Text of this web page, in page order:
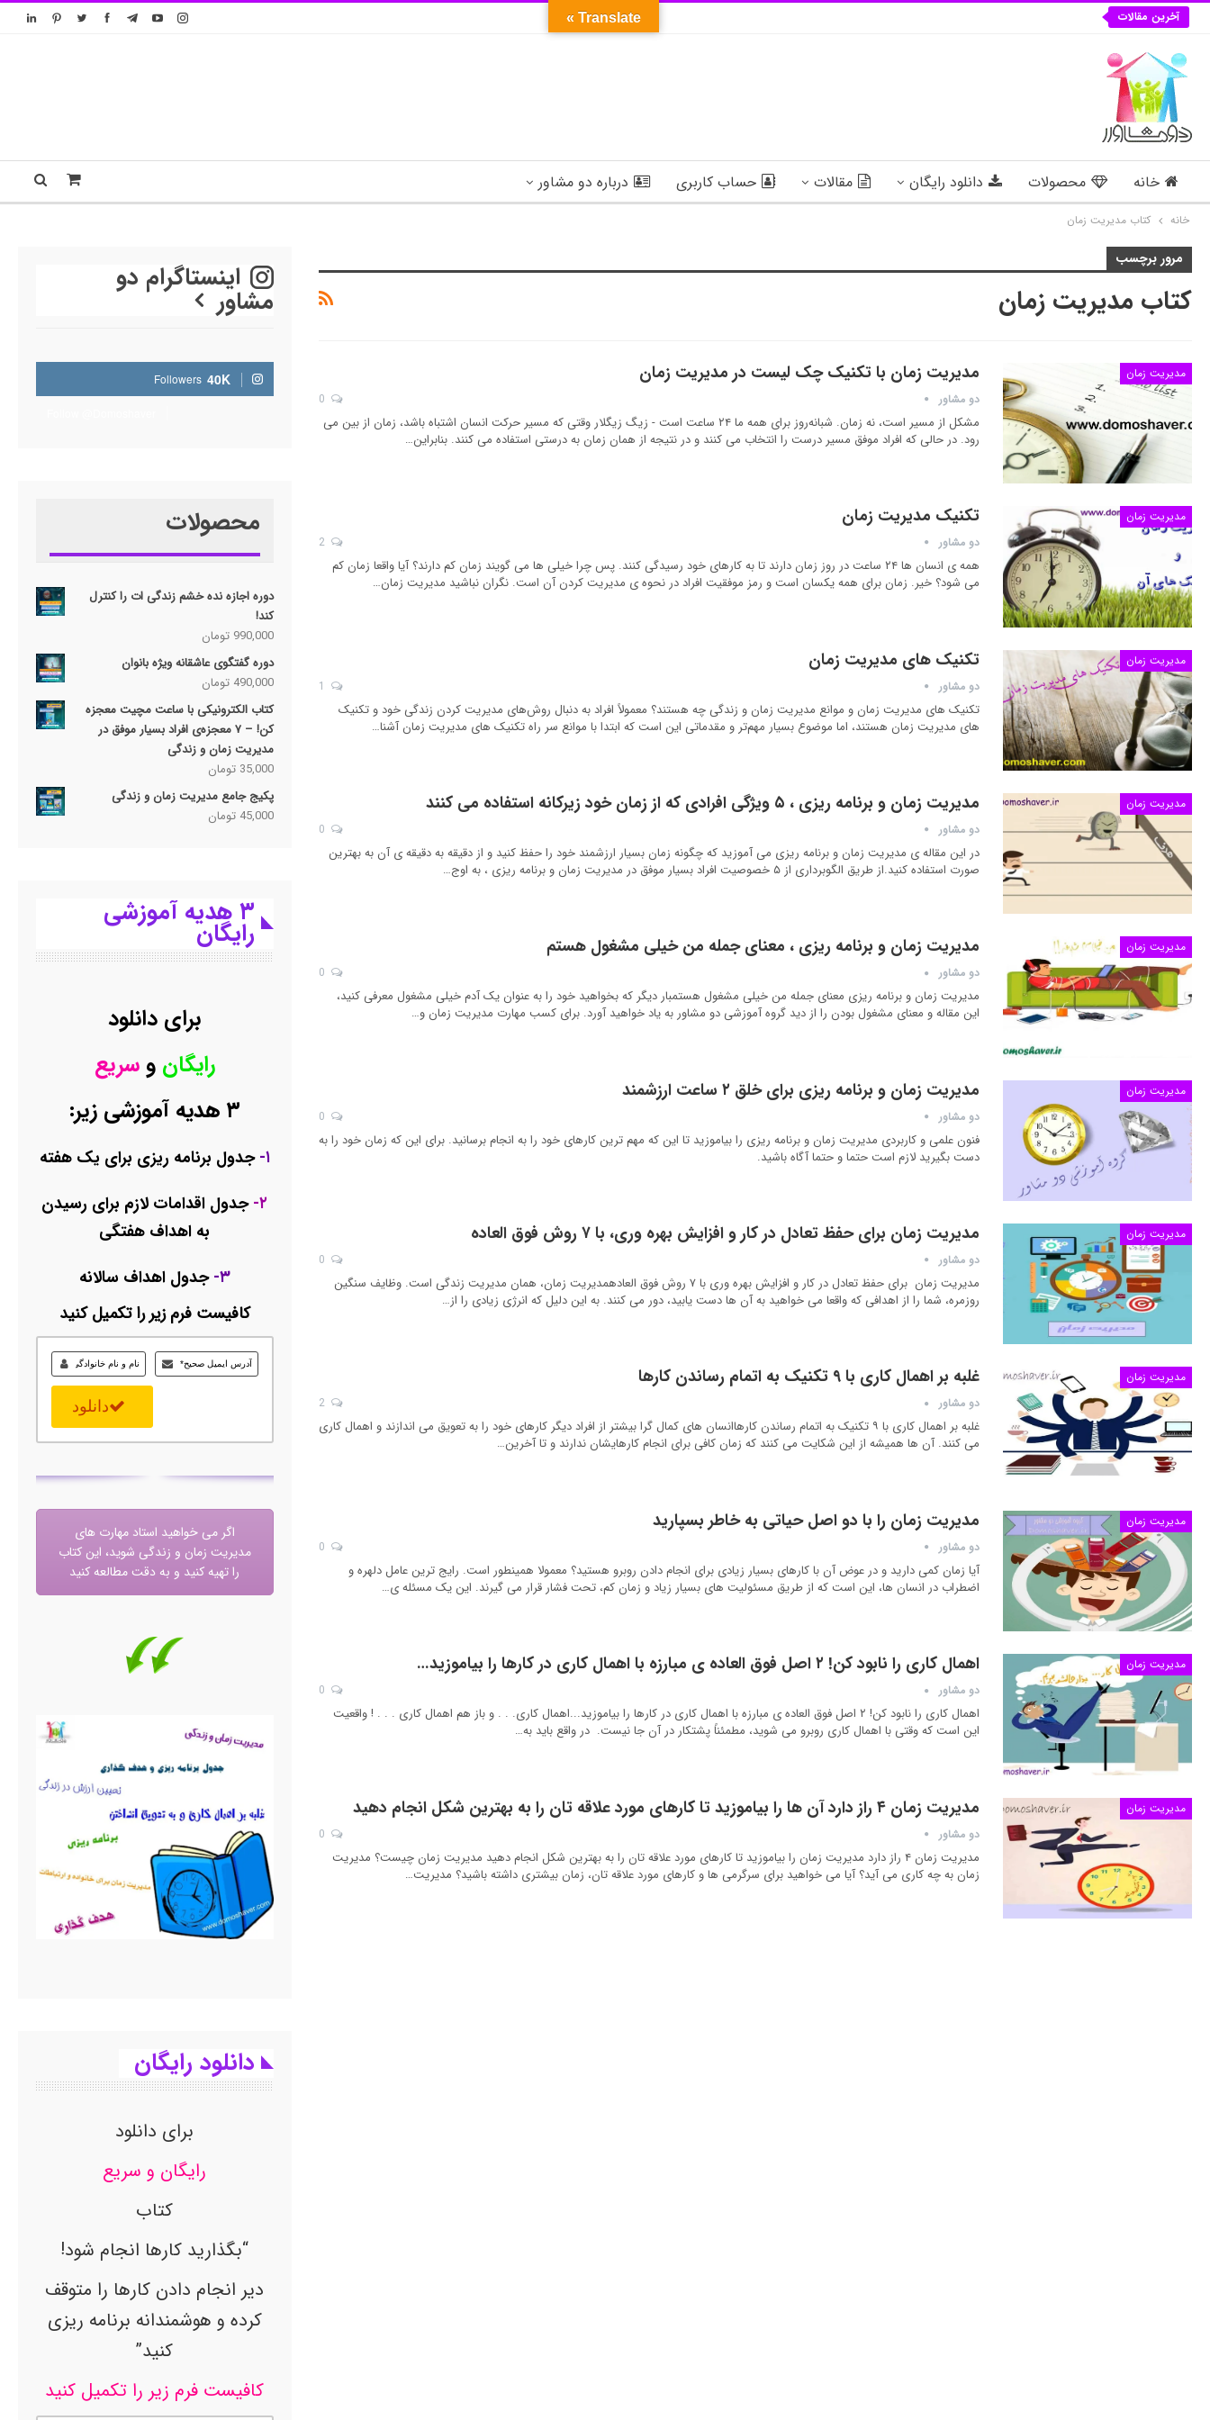
آخرین مقالات
خانه محصولات دانلود رایگان مقالات حساب کاربری درباره دو مشاور
خانه کتاب مدیریت زمان
مرور برچسب
کتاب مدیریت زمان
مدیریت زمان مدیریت زمان با تکنیک چک لیست در مدیریت زمان
دو مشاور
مشکل از مسیر است، نه زمان. شبانه‌روز برای همه ما ۲۴ ساعت است - زیگ زیگلار وقتی که مسیر حرکت انسان اشتباه باشد، زمان از بین می
رود. در حالی که افراد موفق مسیر درست را انتخاب می کنند و در نتیجه از همان زمان به درستی استفاده می کنند. بنابراین…
مدیریت زمان تکنیک مدیریت زمان
دو مشاور 2
همه ی انسان ها ۲۴ ساعت در روز زمان دارند تا به کارهای خود رسیدگی کنند. پس چرا خیلی ها می گویند زمان کم دارند؟ آیا واقعا زمان کم
می شود؟ خیر. زمان برای همه یکسان است و رمز موفقیت افراد در نحوه ی مدیریت کردن آن است. نگران نباشید مدیریت زمان…
مدیریت زمان تکنیک های مدیریت زمان
دو مشاور
تکنیک های مدیریت زمان و موانع مدیریت زمان و زندگی چه هستند؟ معمولاً افراد به دنبال روش‌های مدیریت کردن زندگی خود و تکنیک
های مدیریت زمان هستند، اما موضوع بسیار مهم‌تر و مقدماتی این است که ابتدا با موانع سر راه تکنیک های مدیریت زمان آشنا…
مدیریت زمان مدیریت زمان و برنامه ریزی ، ۵ ویژگی افرادی که از زمان خود زیرکانه استفاده می کنند
دو مشاور
در این مقاله ی مدیریت زمان و برنامه ریزی می آموزید که چگونه زمان بسیار ارزشمند خود را حفظ کنید و از دقیقه به دقیقه ی آن به بهترین
صورت استفاده کنید.از طریق الگوبرداری از ۵ خصوصیت افراد بسیار موفق در مدیریت زمان و برنامه ریزی ، به اوج…
مدیریت زمان مدیریت زمان و برنامه ریزی ، معنای جمله من خیلی مشغول هستم
دو مشاور
مدیریت زمان و برنامه ریزی معنای جمله من خیلی مشغول هستمبار دیگر که بخواهید خود را به عنوان یک آدم خیلی مشغول معرفی کنید،
این مقاله و معنای مشغول بودن را از دید گروه آموزشی دو مشاور به یاد خواهید آورد. برای کسب مهارت مدیریت زمان و…
مدیریت زمان مدیریت زمان و برنامه ریزی برای خلق ۲ ساعت ارزشمند
دو مشاور
فنون علمی و کاربردی مدیریت زمان و برنامه ریزی را بیاموزید تا این که مهم ترین کارهای خود را به انجام برسانید. برای این که زمان خود را به
دست بگیرید لازم است حتما و حتما آگاه باشید.
مدیریت زمان مدیریت زمان برای حفظ تعادل در کار و افزایش بهره وری، با ۷ روش فوق العاده
دو مشاور
مدیریت زمان برای حفظ تعادل در کار و افزایش بهره وری با ۷ روش فوق العادهمدیریت زمان، همان مدیریت زندگی است. وظایف سنگین
روزمره، شما را از اهدافی که واقعا می خواهید به آن ها دست یابید، دور می کنند. به این دلیل که انرژی زیادی را از…
مدیریت زمان غلبه بر اهمال کاری با ۹ تکنیک به اتمام رساندن کارها
دو مشاور 2
غلبه بر اهمال کاری با ۹ تکنیک به اتمام رساندن کارهاانسان های کمال گرا بیشتر از افراد دیگر کارهای خود را به تعویق می اندازند و اهمال کاری
می کنند. آن ها همیشه از این شکایت می کنند که زمان کافی برای انجام کارهایشان ندارند و تا آخرین…
مدیریت زمان مدیریت زمان را با دو اصل حیاتی به خاطر بسپارید
دو مشاور
آیا زمان کمی دارید و در عوض آن با کارهای بسیار زیادی برای انجام دادن روبرو هستید؟ معمولا همینطور است. رایج ترین عامل دلهره و
اضطراب در انسان ها، این است که از طریق مسئولیت های بسیار زیاد و زمان کم، تحت فشار قرار می گیرند. این یک مسئله ی…
مدیریت زمان اهمال کاری را نابود کن! ۲ اصل فوق العاده ی مبارزه با اهمال کاری در کارها را بیاموزید…
دو مشاور
اهمال کاری را نابود کن! ۲ اصل فوق العاده ی مبارزه با اهمال کاری در کارها را بیاموزید...اهمال کاری. . . و باز هم اهمال کاری . . . ! واقعیت
این است که وقتی با اهمال کاری روبرو می شوید، مطمئناً پشتکار در آن جا نیست. در واقع باید به…
مدیریت زمان مدیریت زمان ۴ راز دارد آن ها را بیاموزید تا کارهای مورد علاقه تان را به بهترین شکل انجام دهید
دو مشاور
مدیریت زمان ۴ راز دارد مدیریت زمان را بیاموزید تا کارهای مورد علاقه تان را به بهترین شکل انجام دهید مدیریت زمان چیست؟ مدیریت
زمان به چه کاری می آید؟ آیا می خواهید برای سرگرمی ها و کارهای مورد علاقه تان، زمان بیشتری داشته باشید؟ مدیریت…
اینستاگرام دو
مشاور
40K
Followers
محصولات
دوره اجازه نده خشم زندگی ات را کنترل
کند!
990,000 تومان
دوره گفتگوی عاشقانه ویژه بانوان
490,000 تومان
کتاب الکترونیکی با ساعت مچیت معجزه
کن! – ۷ معجزه‌ی افراد بسیار موفق در
مدیریت زمان و زندگی
35,000 تومان
پکیج جامع مدیریت زمان و زندگی
45,000 تومان
۳ هدیه آموزشی
رایگان
برای دانلود
رایگان وسریع
۳ هدیه آموزشی زیر:
۱- جدول برنامه ریزی برای یک هفته
۲- جدول اقدامات لازم برای رسیدن
به اهداف هفتگی
۳- جدول اهداف سالانه
کافیست فرم زیر را تکمیل کنید
دانلود
اگر می خواهید استاد مهارت های
مدیریت زمان و زندگی شوید، این کتاب
را تهیه کنید و به دقت مطالعه کنید
دانلود رایگان
برای دانلود
رایگان و سریع
کتاب
“بگذارید کارها انجام شود!
دیر انجام دادن کارها را متوقف
کرده و هوشمندانه برنامه ریزی
کنید”
کافیست فرم زیر را تکمیل کنید
Translate »